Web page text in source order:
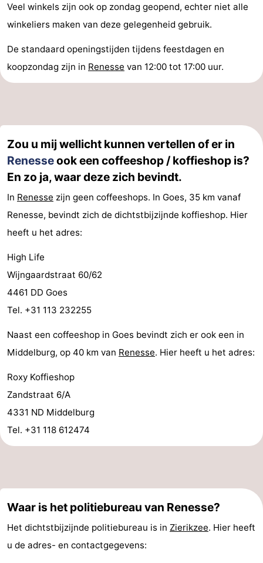
Veel winkels zijn ook op zondag geopend, echter niet alle
winkeliers maken van deze gelegenheid gebruik.
De standaard openingstijden tijdens feestdagen en
koopzondag zijn in Renesse van 12:00 tot 17:00 uur.
Zou u mij wellicht kunnen vertellen of er in
Renesseook een coffeeshop / koffieshop is?
En zo ja, waar deze zich bevindt.
In Renesse zijn geen coffeeshops. In Goes, 35 km vanaf
Renesse, bevindt zich de dichtstbijzijnde koffieshop. Hier
heeft u het adres:
High Life
Wijngaardstraat 60/62
4461 DD Goes
Tel. +31 113 232255
Naast een coffeeshop in Goes bevindt zich er ook een in
Middelburg, op 40 km van Renesse. Hier heeft u het adres:
Roxy Koffieshop
Zandstraat 6/A
4331 ND Middelburg
Tel. +31 118 612474
Waar is het politiebureau van Renesse?
Het dichtstbijzijnde politiebureau is in Zierikzee. Hier heeft
u de adres- en contactgegevens: